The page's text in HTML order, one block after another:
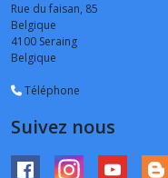
Rue du faisan, 85
Belgique
4100 Seraing
Belgique
Téléphone
Suivez nous